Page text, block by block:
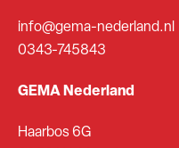
info@gema-nederland.nl
0343-745843
GEMA Nederland
Haarbos 6G